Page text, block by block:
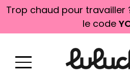
Trop chaud pour travailler
le code